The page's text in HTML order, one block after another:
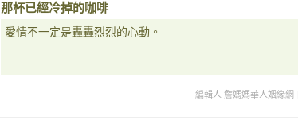
那杯已經冷掉的咖啡
愛情不一定是轟轟烈烈的心動。
編輯人 詹媽媽華人姻緣網